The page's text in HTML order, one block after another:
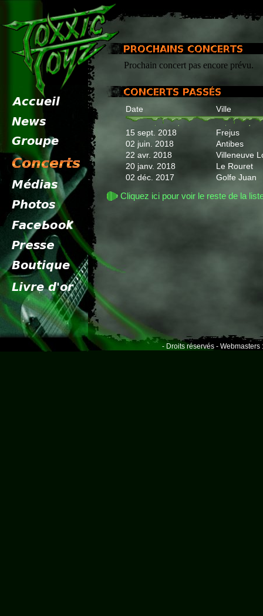
Prochain concert pas encore prévu.
Date Ville
15 sept. 2018
Frejus
02 juin. 2018
Antibes
22 avr. 2018
Villeneuve
20 janv. 2018
Le Rouret
02 déc. 2017
Golfe Juan
Cliquez ici pour voir le reste de la
- Droits réservés - Webmasters